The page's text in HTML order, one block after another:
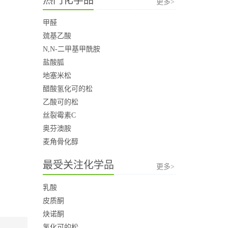
更多>
甲醛
巯基乙酸
N,N-二甲基甲酰胺
盐酸胍
地塞米松
醋酸氢化可的松
乙酸可的松
丝裂霉素C
奥芬澳胺
麦角骨化醇
最受关注化学品 更多>
乳酸
皮质酮
炔诺酮